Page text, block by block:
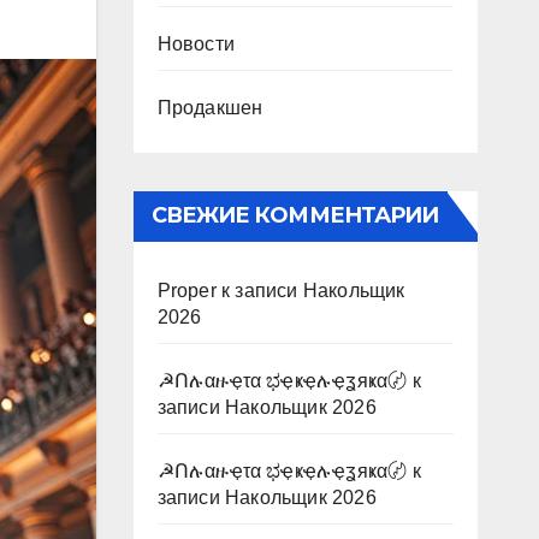
Новости
Продакшен
СВЕЖИЕ КОММЕНТАРИИ
Properк записи Накольщик
2026
☭Ոሉαዙҿτα ಭҿҝҿሉҿʓяҝα〄 к
записи Накольщик 2026
☭Ոሉαዙҿτα ಭҿҝҿሉҿʓяҝα〄 к
записи Накольщик 2026